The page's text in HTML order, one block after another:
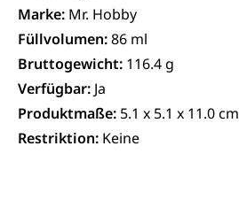
Marke: Mr. Hobby
Füllvolumen:86 ml
Bruttogewicht: 116.4 g
Verfügbar: Ja
Produktmaße: 5.1 x 5.1 x 11.0 cm
Restriktion: Keine